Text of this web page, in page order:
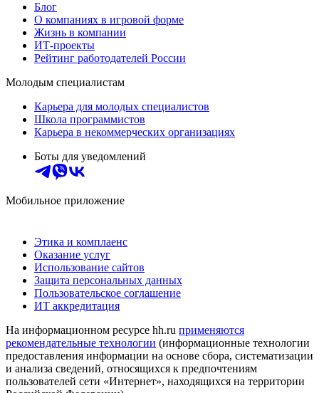
Блог
О компаниях в игровой форме
Жизнь в компании
ИТ-проекты
Рейтинг работодателей России
Молодым специалистам
Карьера для молодых специалистов
Школа программистов
Карьера в некоммерческих организациях
Боты для уведомлений
Мобильное приложение
Этика и комплаенс
Оказание услуг
Использование сайтов
Защита персональных данных
Пользовательское соглашение
ИТ аккредитация
На информационном ресурсе hh.ru применяются
рекомендательные технологии (информационные технологии
предоставления информации на основе сбора, систематизации
и анализа сведений, относящихся к предпочтениям
пользователей сети «Интернет», находящихся на территории